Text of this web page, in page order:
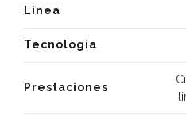
Linea
Tecnología
Prestaciones